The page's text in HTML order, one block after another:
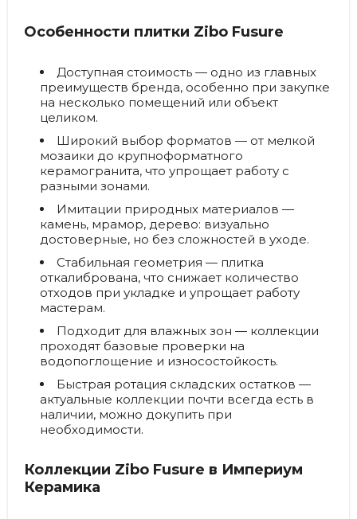
Особенности плитки Zibo Fusure
Доступная стоимость — одно из главных
преимуществ бренда, особенно при закупке
на несколько помещений или объект
целиком.
Широкий выбор форматов — от мелкой
мозаики до крупноформатного
керамогранита, что упрощает работу с
разными зонами.
Имитации природных материалов —
камень, мрамор, дерево: визуально
достоверные, но без сложностей в уходе.
Стабильная геометрия — плитка
откалибрована, что снижает количество
отходов при укладке и упрощает работу
мастерам.
Подходит для влажных зон — коллекции
проходят базовые проверки на
водопоглощение и износостойкость.
Быстрая ротация складских остатков —
актуальные коллекции почти всегда есть в
наличии, можно докупить при
необходимости.
Коллекции Zibo Fusure в Империум
Керамика